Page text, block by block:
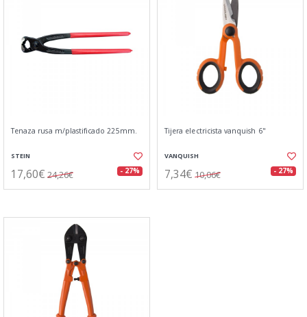
Tenaza rusa m/plastificado 225mm.
STEIN
17,60€ 24,26€ - 27%
Tijera electricista vanquish 6"
VANQUISH
7,34€ 10,06€ - 27%